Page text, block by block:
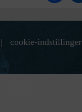
| cookie-indstillinger